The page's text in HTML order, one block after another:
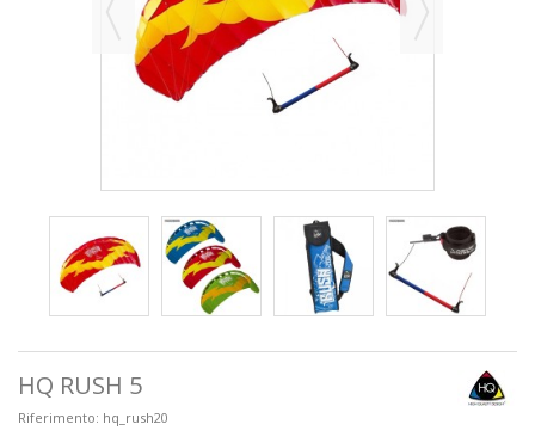
HQ RUSH 5
Riferimento: hq_rush20